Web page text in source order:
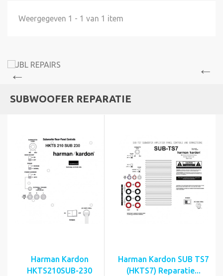
Weergegeven 1 - 1 van 1 item
SUBWOOFER REPARATIE
Harman Kardon
HKTS210SUB-230
Harman Kardon SUB TS7
(HKTS7) Reparatie...